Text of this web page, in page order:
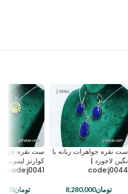
ست نقره جواهرات زنانه با
نگین لاجورد |
code:j0044
تومان8,280,000
ست نقره
کوارتز لیمویی |
code:j0041
تومان